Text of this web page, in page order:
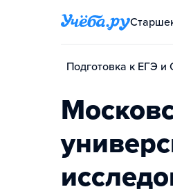
Подготовка к ЕГЭ и